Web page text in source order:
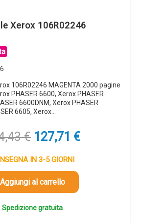
Xerox 106R02246
106R02246 MAGENTA 2000 pagine
PHASER 6600, Xerox PHASER
6600DNM, Xerox PHASER
6605, Xerox…
€ Il
originale
era:
134,43 €.
127,71 €Il
IN 3-5 GIORNI
Aggiungi al carrello
Spedizione gratuita